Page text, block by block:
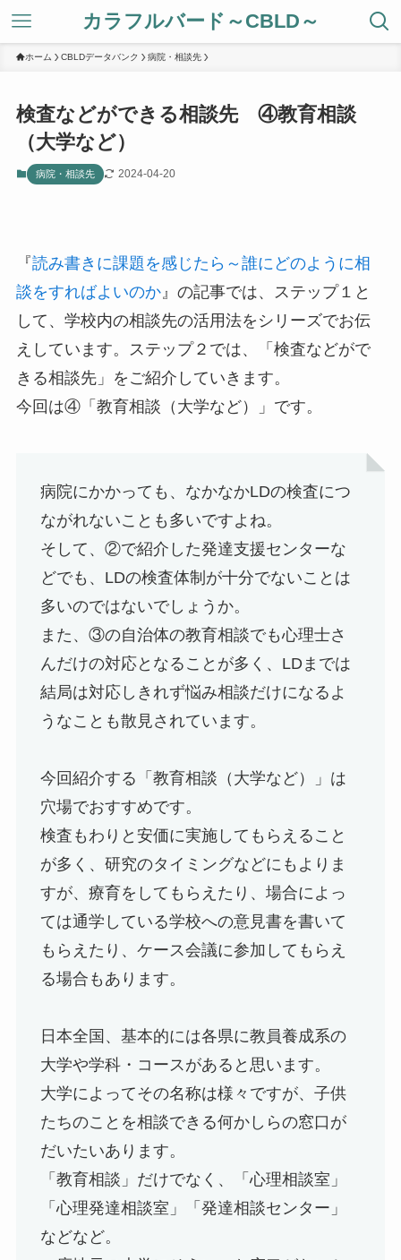
カラフルバード～CBLD～
ホーム CBLDデータバンク 病院・相談先
検査などができる相談先 ④教育相談
（大学など）
病院・相談先 2024-04-20
『読み書きに課題を感じたら～誰にどのように相
談をすればよいのか』の記事では、ステップ１と
して、学校内の相談先の活用法をシリーズでお伝
えしています。ステップ２では、「検査などがで
きる相談先」をご紹介していきます。
今回は④「教育相談（大学など）」です。
病院にかかっても、なかなかLDの検査につ
ながれないことも多いですよね。
そして、②で紹介した発達支援センターな
どでも、LDの検査体制が十分でないことは
多いのではないでしょうか。
また、③の自治体の教育相談でも心理士さ
んだけの対応となることが多く、LDまでは
結局は対応しきれず悩み相談だけになるよ
うなことも散見されています。
今回紹介する「教育相談（大学など）」は
穴場でおすすめです。
検査もわりと安価に実施してもらえること
が多く、研究のタイミングなどにもよりま
すが、療育をしてもらえたり、場合によっ
ては通学している学校への意見書を書いて
もらえたり、ケース会議に参加してもらえ
る場合もあります。
日本全国、基本的には各県に教員養成系の
大学や学科・コースがあると思います。
大学によってその名称は様々ですが、子供
たちのことを相談できる何かしらの窓口が
だいたいあります。
「教育相談」だけでなく、「心理相談室」
「心理発達相談室」「発達相談センター」
などなど。